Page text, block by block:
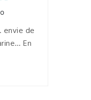
envie de
En